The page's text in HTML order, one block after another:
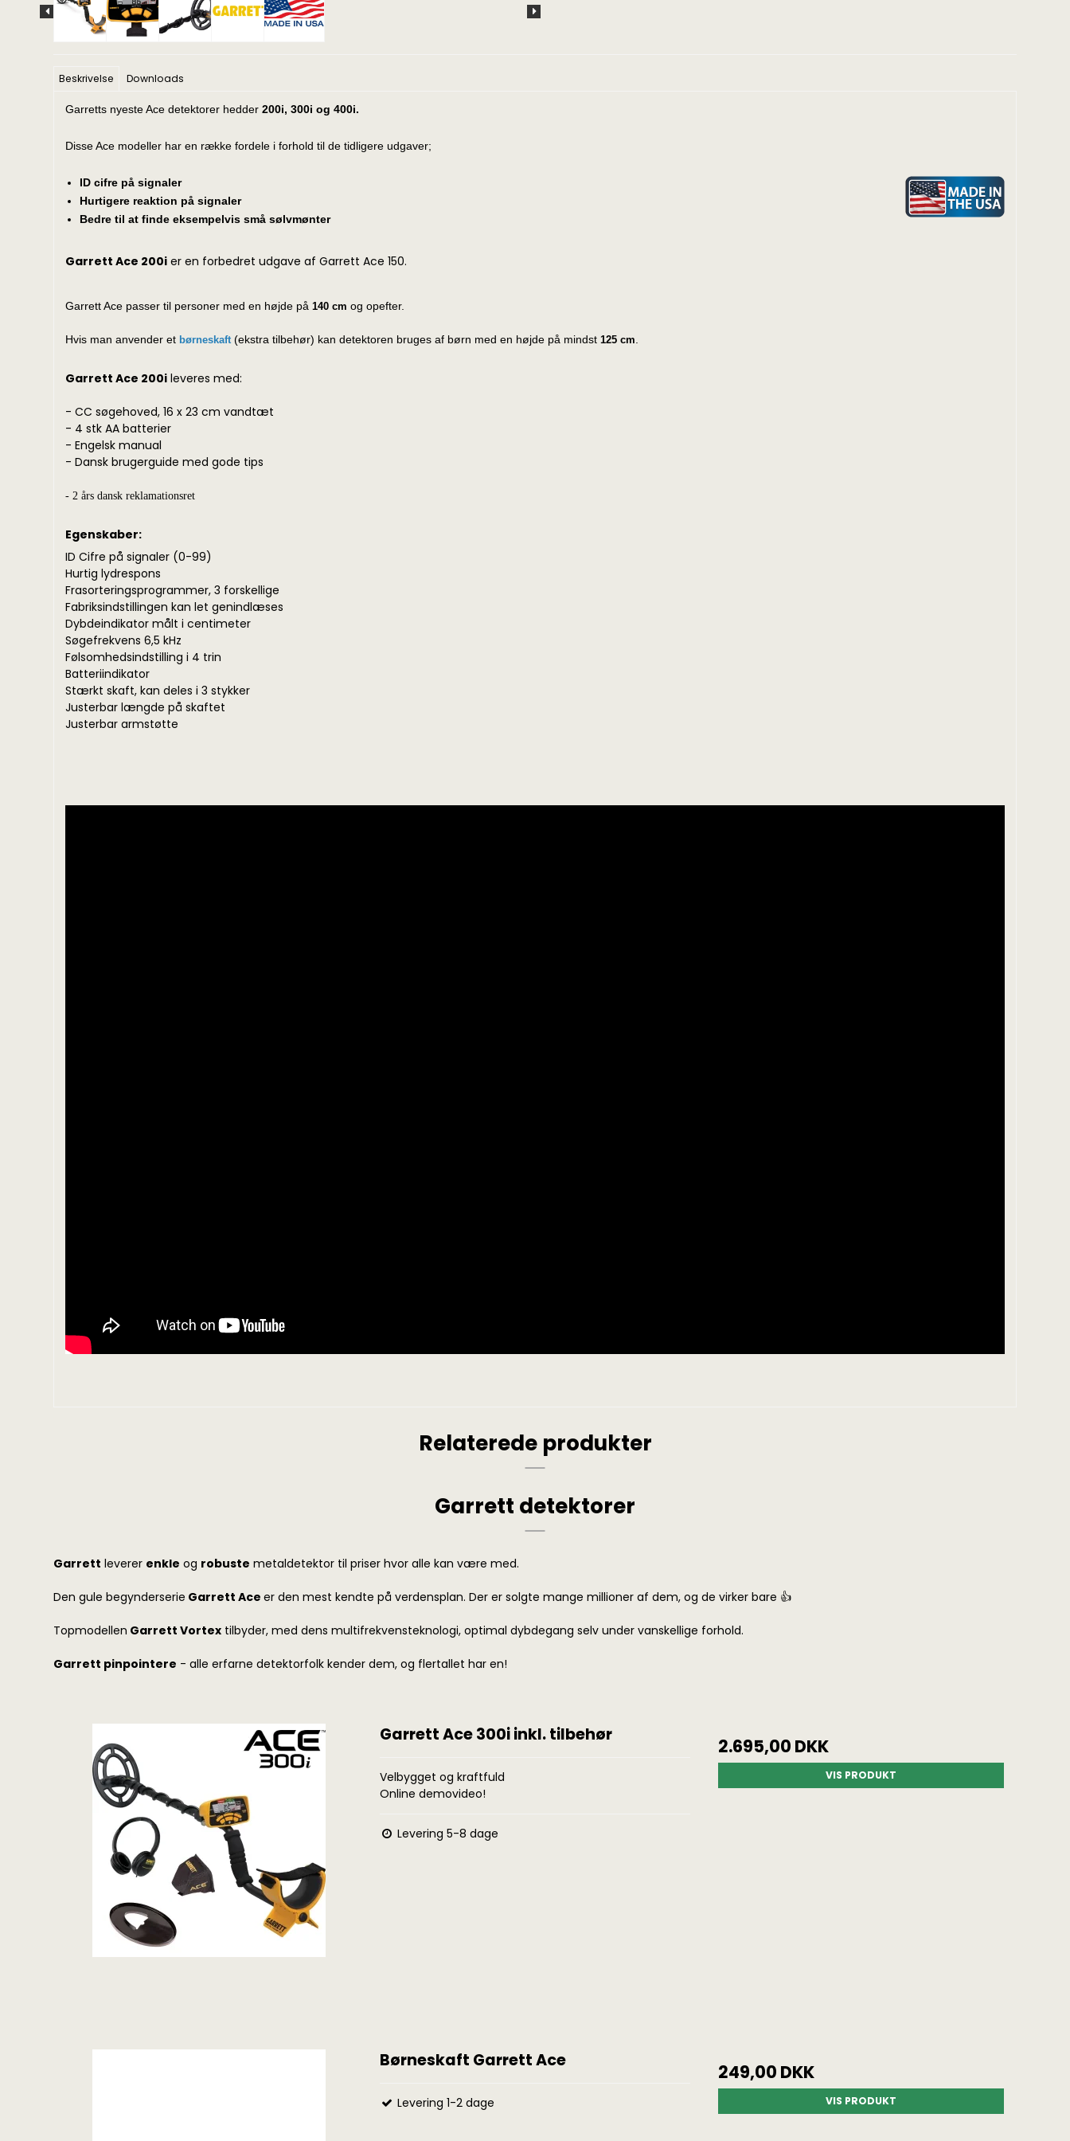
Beskrivelse Downloads
Garretts nyeste Ace detektorer hedder200i, 300i og 400i.
Disse Ace modeller har en række fordele i forhold til de tidligere udgaver;
ID cifre på signaler
Hurtigere reaktion på signaler
Bedre til at finde eksempelvis små sølvmønter
Garrett Ace 200i er en forbedret udgave af Garrett Ace 150.
Garrett Ace passer til personer med en højde på140 cm og opefter.
Hvis man anvender etbørneskaft(ekstra tilbehør) kan detektoren bruges af børn med en højde på mindst125 cm.
Garrett Ace 200i leveres med:
- CC søgehoved, 16 x 23 cm vandtæt
- 4 stk AA batterier
- Engelsk manual
- Dansk brugerguide med gode tips
- 2 års dansk reklamationsret
Egenskaber:
ID Cifre på signaler (0-99)
Hurtig lydrespons
Frasorteringsprogrammer, 3 forskellige
Fabriksindstillingen kan let genindlæses
Dybdeindikator målt i centimeter
Søgefrekvens 6,5 kHz
Følsomhedsindstilling i 4 trin
Batteriindikator
Stærkt skaft, kan deles i 3 stykker
Justerbar længde på skaftet
Justerbar armstøtte
Relaterede produkter
Garrett detektorer
Garrett leverer enkle og robuste metaldetektor til priser hvor alle kan være med.
Den gule begynderserie Garrett Aceer den mest kendte på verdensplan. Der er solgte mange millioner af dem, og de virker bare 👍
Topmodellen Garrett Vortex tilbyder, med dens multifrekvensteknologi, optimal dybdegang selv under vanskellige forhold.
Garrett pinpointere - alle erfarne detektorfolk kender dem, og flertallet har en!
Garrett Ace 300i inkl. tilbehør
Velbygget og kraftfuld
Online demovideo!
Levering 5-8 dage
2.695,00 DKK
VIS PRODUKT
Børneskaft Garrett Ace
Levering 1-2 dage
249,00 DKK
VIS PRODUKT